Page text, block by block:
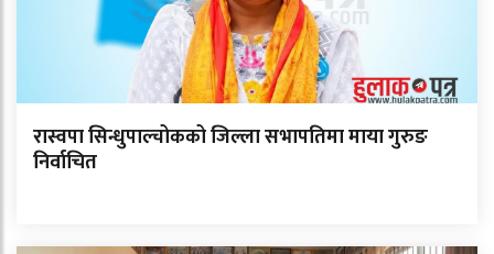
रास्वपा सिन्धुपाल्चोकको जिल्ला सभापतिमा माया गुरुङ
निर्वाचित